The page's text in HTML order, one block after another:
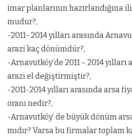
imar planlarının hazırlandığına
mudur?,
-2011- 2014 yılları arasında
arazi kaç dönümdür?,
-Arnavutköy’de 2011 – 2014
arazi el değiştirmiştir?,
-2011-2014 yılları arasında arsa
oranı nedir?,
-Arnavutköy’ de büyük dönüm
mıdır? Varsa bu firmalar toplam